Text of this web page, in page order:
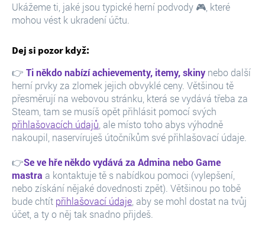
Ukážeme ti, jaké jsou typické herní podvody 🎮, které
mohou vést k ukradení účtu.
Dej si pozor když:
👉 Ti někdo nabízí achievementy, itemy, skiny nebo další
herní prvky za zlomek jejich obvyklé ceny. Většinou tě
přesměrují na webovou stránku, která se vydává třeba za
Steam, tam se musíš opět přihlásit pomocí svých
přihlašovacích údajů , ale místo toho abys výhodně
nakoupil, naservíruješ útočníkům své přihlašovací údaje.
👉Se ve hře někdo vydává za Admina nebo Game
mastra a kontaktuje tě s nabídkou pomoci (vylepšení,
nebo získání nějaké dovednosti zpět). Většinou po tobě
bude chtít přihlašovací údaje , aby se mohl dostat na tvůj
účet, a ty o něj tak snadno přijdeš.